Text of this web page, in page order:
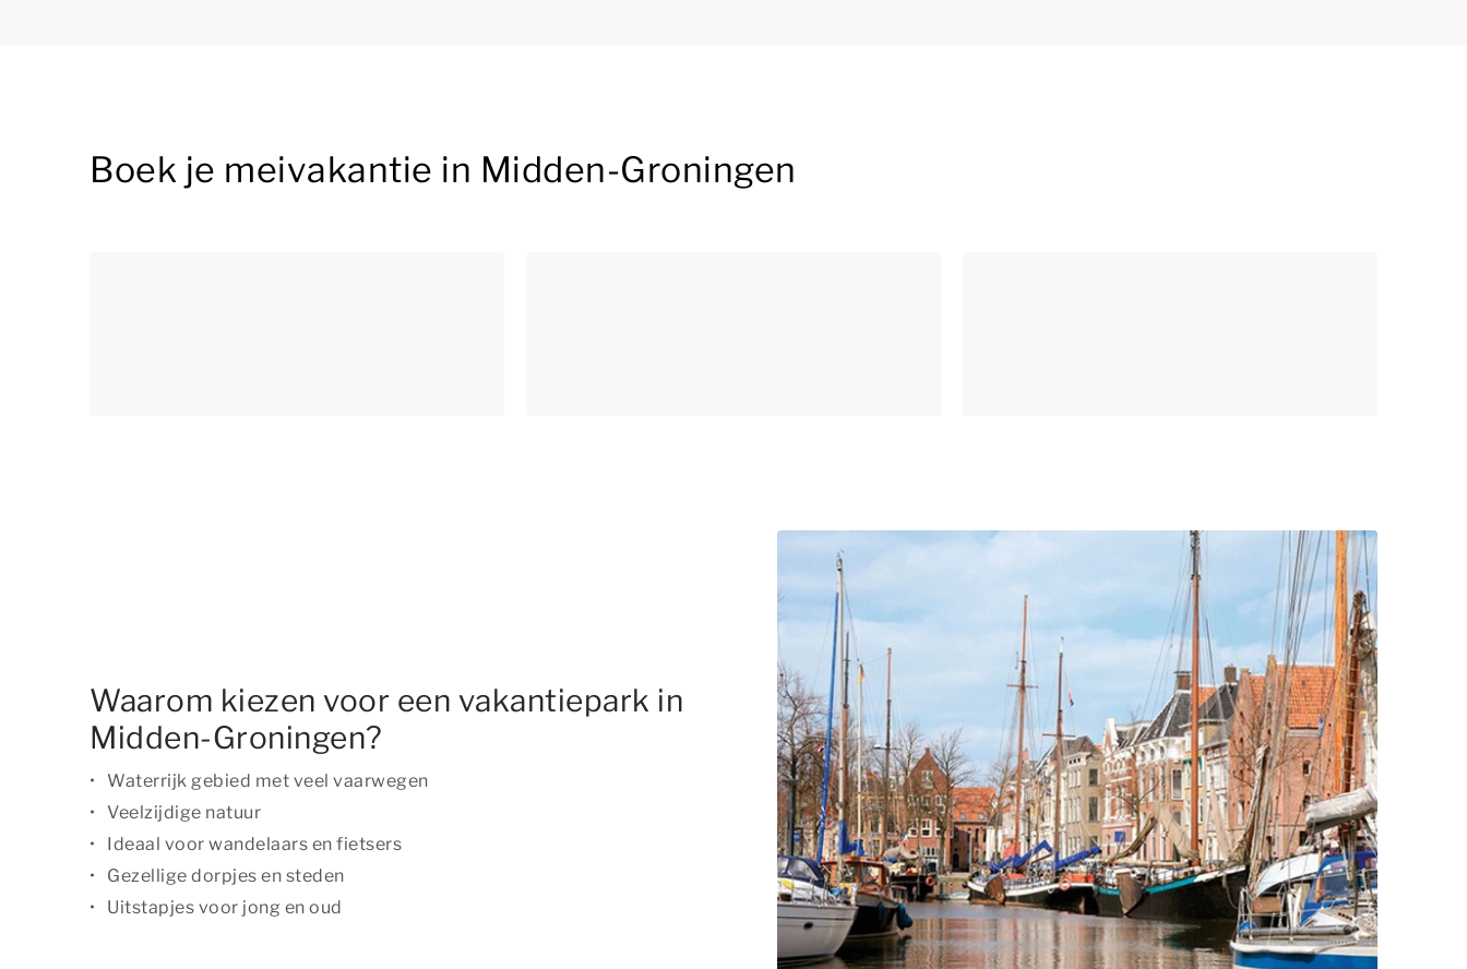
Boek je meivakantie in Midden-Groningen
Waarom kiezen voor een vakantiepark in
Midden-Groningen?
Waterrijk gebied met veel vaarwegen
Veelzijdige natuur
Ideaal voor wandelaars en fietsers
Gezellige dorpjes en steden
Uitstapjes voor jong en oud